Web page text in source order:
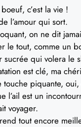
c’est la vie !
l’amour qui sort.
on ne dit
le tout, comme un
sucrée qui volera le
est clé, ma
piquante,
l’ail est un
voyager.
tout encore